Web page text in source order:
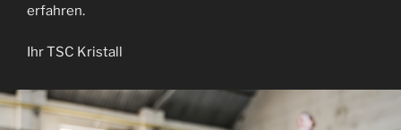
erfahren.
Ihr TSC Kristall